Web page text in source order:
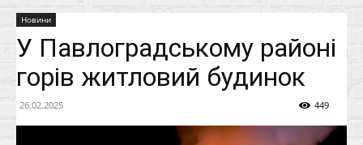
Новини
У Павлоградському районі
горів житловий будинок
26.02.2025 449